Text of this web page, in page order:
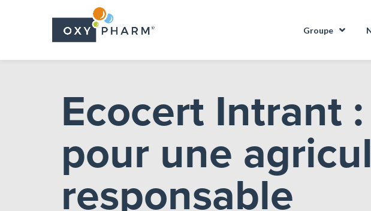
content
Groupe
Ecocert Intrant
pour une
responsable